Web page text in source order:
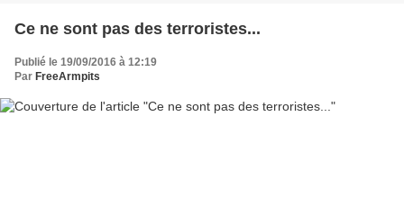
Ce ne sont pas des terroristes...
Publié le 19/09/2016 à 12:19
Par FreeArmpits